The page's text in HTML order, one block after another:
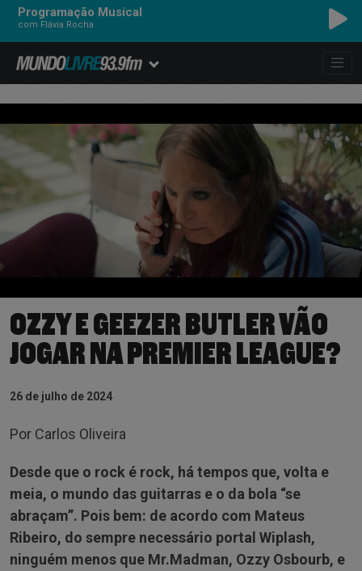
Programação Musical
com Flávia Rocha
OZZY E GEEZER BUTLER VÃO
JOGAR NA PREMIER LEAGUE?
26 de julho de 2024
Por Carlos Oliveira
Desde que o rock é rock, há tempos que, volta e
meia, o mundo das guitarras e o da bola “se
abraçam”. Pois bem: de acordo com Mateus
Ribeiro, do sempre necessário portal Wiplash,
ninguém menos que Mr.Madman, Ozzy Osbourb, e